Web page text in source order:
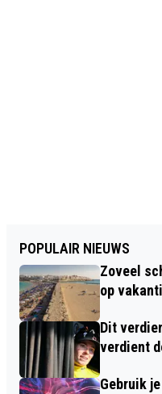
POPULAIR NIEUWS
Zoveel
op
Dit
verdient
Gebruik